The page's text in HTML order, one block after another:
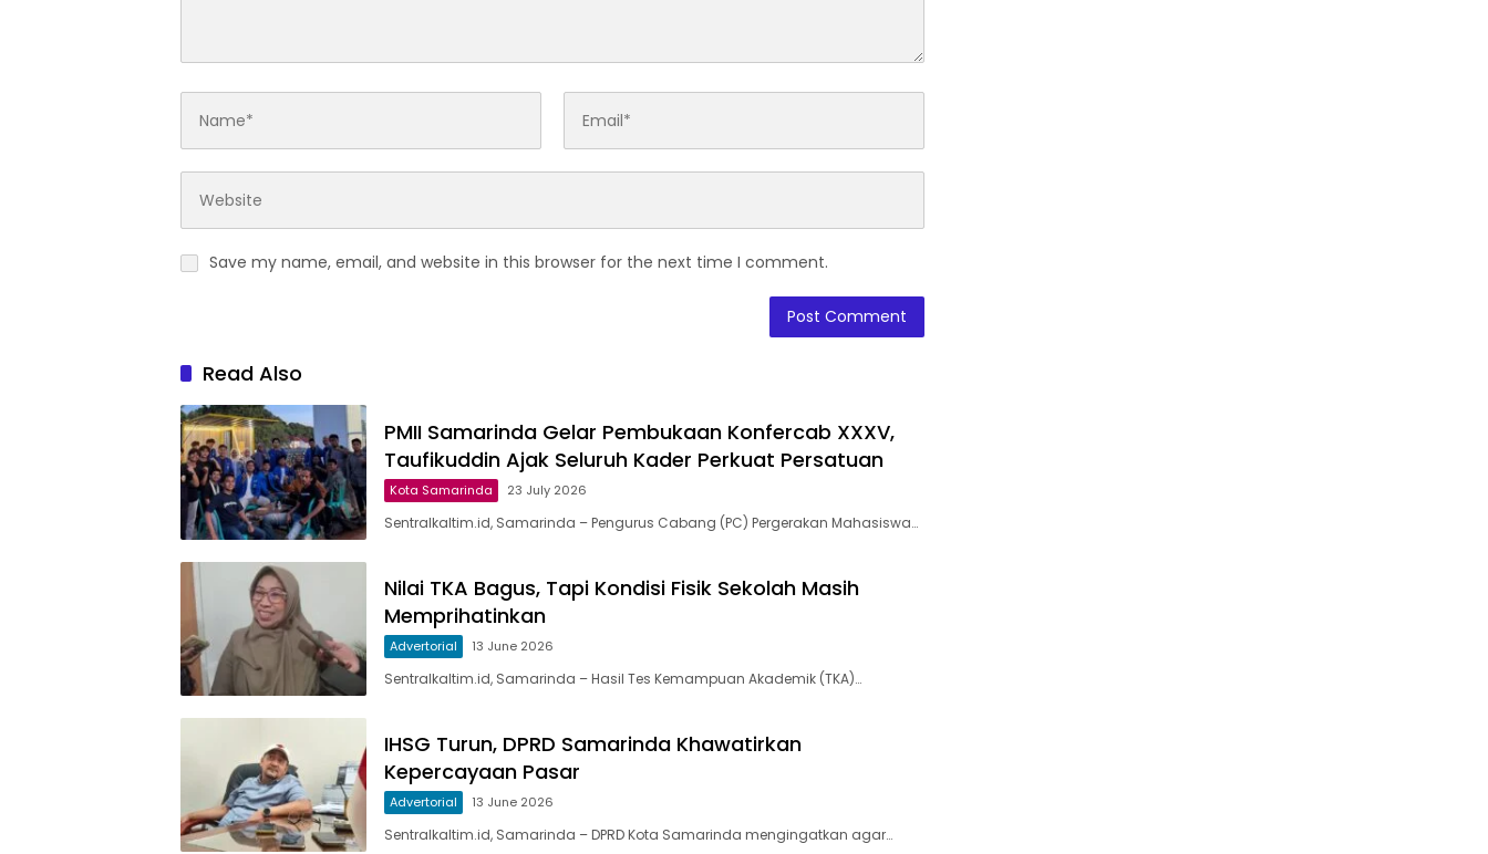
Save my name, email, and website in this browser for the next time I comment.
Read Also
PMII Samarinda Gelar Pembukaan Konfercab XXXV,
Taufikuddin Ajak Seluruh Kader Perkuat Persatuan
Kota Samarinda 23 July 2026
Sentralkaltim.id, Samarinda – Pengurus Cabang (PC) Pergerakan Mahasiswa…
Nilai TKA Bagus, Tapi Kondisi Fisik Sekolah Masih
Memprihatinkan
Advertorial 13 June 2026
Sentralkaltim.id, Samarinda – Hasil Tes Kemampuan Akademik (TKA)…
IHSG Turun, DPRD Samarinda Khawatirkan
Kepercayaan Pasar
Advertorial 13 June 2026
Sentralkaltim.id, Samarinda – DPRD Kota Samarinda mengingatkan agar…